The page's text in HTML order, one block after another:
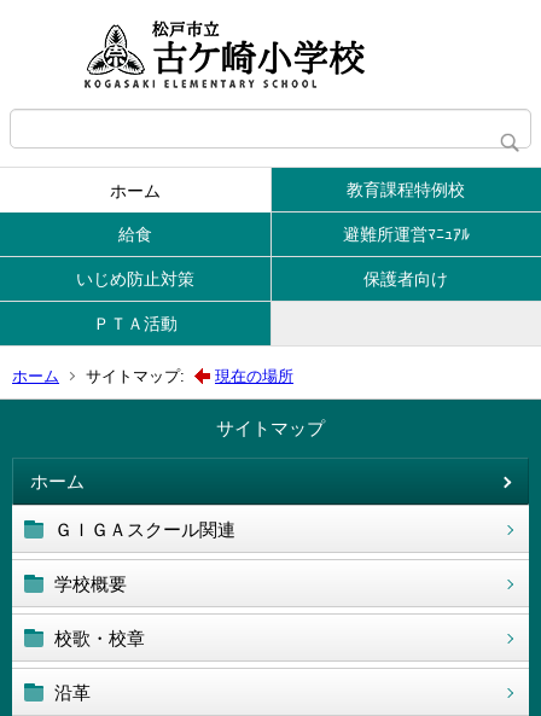
ホーム 教育課程特例校
給食 避難所運営ﾏﾆｭｱﾙ
いじめ防止対策 保護者向け
ＰＴＡ活動
ホーム サイトマップ: 現在の場所
サイトマップ
ホーム
ＧＩＧＡスクール関連
学校概要
校歌・校章
沿革